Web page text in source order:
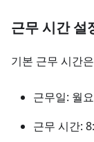
근무 시간 설
기본 근무 시간
근무일: 월
근무 시간: